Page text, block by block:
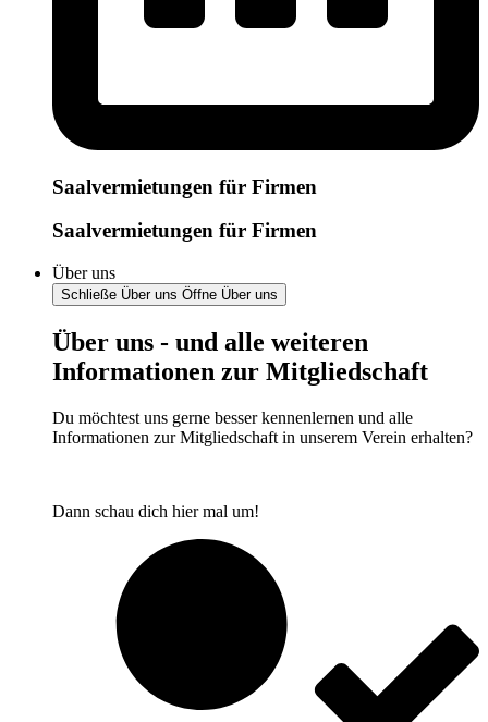
Saalvermietungen für Firmen
Saalvermietungen für Firmen
Über uns
Schließe Über uns Öffne Über uns
Über uns - und alle weiteren
Informationen zur Mitgliedschaft
Du möchtest uns gerne besser kennenlernen und alle
Informationen zur Mitgliedschaft in unserem Verein erhalten?
Dann schau dich hier mal um!